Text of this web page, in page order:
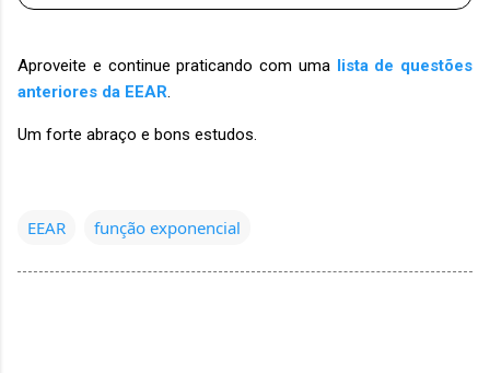
Aproveite e continue praticando com uma lista de questões
anteriores da EEAR.
Um forte abraço e bons estudos.
EEAR função exponencial